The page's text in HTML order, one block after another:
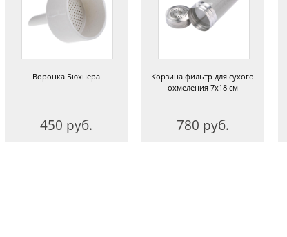
Воронка Бюхнера
450 руб.
Корзина фильтр для сухого
охмеления 7х18 см
780 руб.